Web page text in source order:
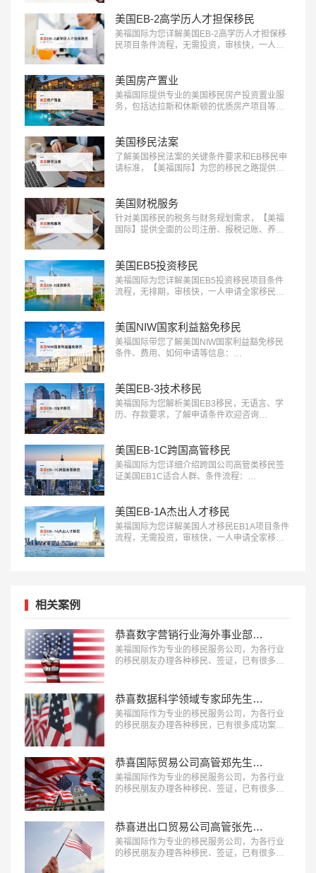
职业之旅！…
美国EB-2高学历人才担保移民
美福国际为您详解美国EB-2高学历人才担保移
民项目条件流程，无需投资，审核快，一人申
美国房产置业
美福国际提供专业的美国移民房产投资置业服
务，包括达拉斯和休斯顿的优质房产项目等精
美国移民法案
了解美国移民法案的关键条件要求和EB移民申
请标准，【美福国际】为您的移民之路提供清
美国财税服务
针对美国移民的税务与财务规划需求，【美福
国际】提供全面的公司注册、报税记账、养老
现财富增长：400-001-0063…
美国EB5投资移民
美福国际为您详解美国EB5投资移民项目条件
流程，无排期，审核快，一人申请全家移民。
美国NIW国家利益豁免移民
美福国际带您了解美国NIW国家利益豁免移民
条件、费用、如何申请等信息：
美国EB-3技术移民
美福国际为您解析美国EB3移民，无语言、学
历、存款要求，了解申请条件欢迎咨询
美国EB-1C跨国高管移民
美福国际为您详细介绍跨国公司高管类移民签
证美国EB1C适合人群、条件流程：
美国EB-1A杰出人才移民
美福国际为您详解美国人才移民EB1A项目条件
流程，无需投资，审核快，一人申请全家移
相关案例
恭喜数字营销行业海外事业部总裁杨先生获批美国L1签证！
美福国际作为专业的移民服务公司，为各行业
的移民朋友办理各种移民、签证，已有很多成
例。…
恭喜数据科学领域专家邱先生获批美国NIW移民！
美福国际作为专业的移民服务公司，为各行业
的移民朋友办理各种移民，已有很多成功案
恭喜国际贸易公司高管郑先生获批美国L1签证！
美福国际作为专业的移民服务公司，为各行业
的移民朋友办理各种移民、签证，已有很多成
恭喜进出口贸易公司高管张先生获批美国L1签证！
美福国际作为专业的移民服务公司，为各行业
的移民朋友办理各种移民、签证，已有很多成